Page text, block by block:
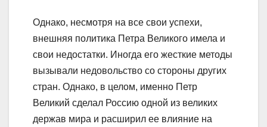
Однако, несмотря на все свои успехи,
внешняя политика Петра Великого имела и
свои недостатки. Иногда его жесткие методы
вызывали недовольство со стороны других
стран. Однако, в целом, именно Петр
Великий сделал Россию одной из великих
держав мира и расширил ее влияние на